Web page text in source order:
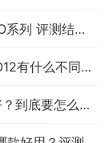
【质量堪忧】买前必看 Wacom影拓PRO系列 评测结果解读！手写板怎么样选择不被坑！
人气博主爆料高漫gm220hd和绘王PRO12有什么不同？深度剖析功能区别
「必看报告」wacom660k0和k1哪个好？到底要怎么选择